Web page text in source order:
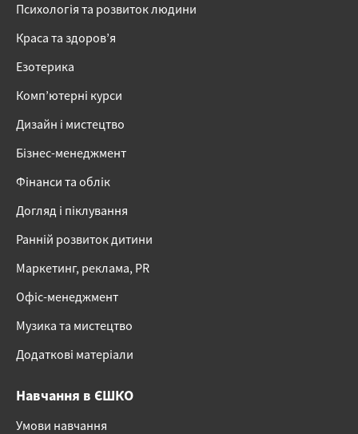
Психологія та розвиток людини
Краса та здоров’я
Езотерика
Комп’ютерні курси
Дизайн і мистецтво
Бізнес-менеджмент
Фінанси та облік
Догляд і піклування
Ранній розвиток дитини
Маркетинг, реклама, PR
Офіс-менеджмент
Музика та мистецтво
Додаткові матеріали
Навчання в ЄШКО
Умови навчання